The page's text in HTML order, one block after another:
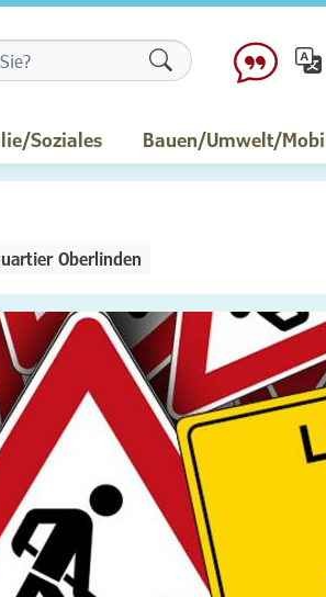
Formularschaltfläche
Soziales Bauen/Umwelt/
Oberlinden